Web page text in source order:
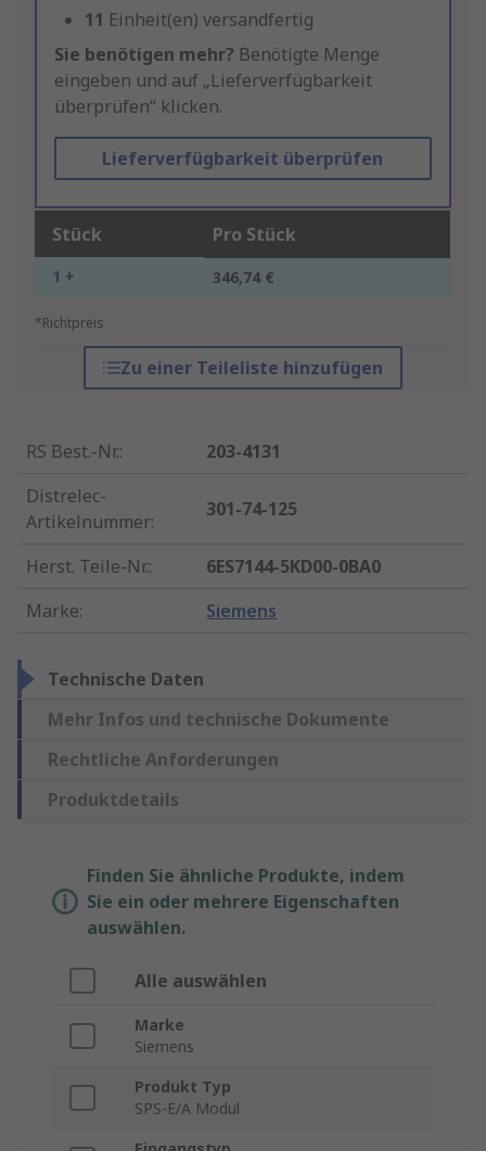
11 Einheit(en) versandfertig
Sie benötigen mehr? Benötigte Menge
eingeben und auf „Lieferverfügbarkeit
überprüfen“ klicken.
Lieferverfügbarkeit überprüfen
Stück Pro Stück
1 + 346,74 €
*Richtpreis
Zu einer Teileliste hinzufügen
RS Best.-Nr.:
203-4131
Distrelec-
Artikelnummer:
301-74-125
Herst. Teile-Nr.:
6ES7144-5KD00-0BA0
Marke: Siemens
Technische Daten
Mehr Infos und technische Dokumente
Rechtliche Anforderungen
Produktdetails
Finden Sie ähnliche Produkte, indem
Sie ein oder mehrere Eigenschaften
auswählen.
Alle auswählen
Marke
Siemens
Produkt Typ
SPS-E/A Modul